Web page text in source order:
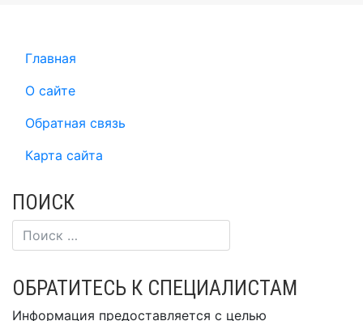
Главная
О сайте
Обратная связь
Карта сайта
ПОИСК
ОБРАТИТЕСЬ К СПЕЦИАЛИСТАМ
Информация предоставляется с целью